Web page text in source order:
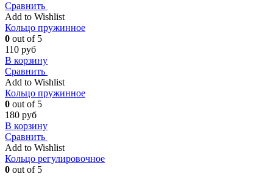
Сравнить
Add to Wishlist
Кольцо пружинное
0 out of 5
110 руб
В корзину
Сравнить
Add to Wishlist
Кольцо пружинное
0 out of 5
180 руб
В корзину
Сравнить
Add to Wishlist
Кольцо регулировочное
0 out of 5